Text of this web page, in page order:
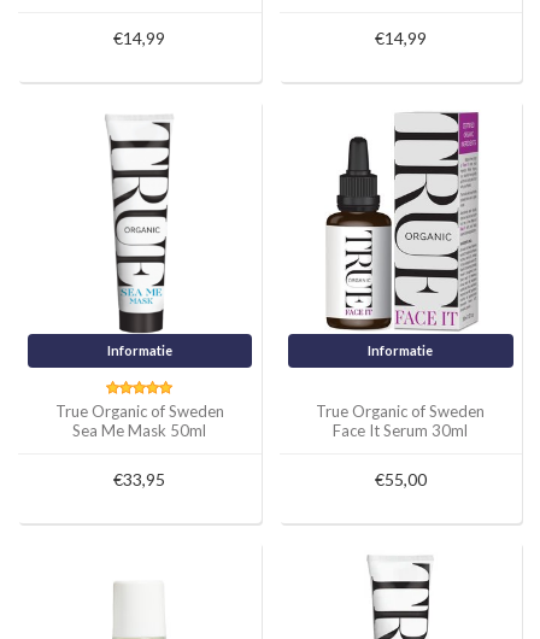
€14,99 €14,99
Informatie
True Organic of Sweden
Sea Me Mask 50ml
€33,95
Informatie
True Organic of Sweden
Face It Serum 30ml
€55,00